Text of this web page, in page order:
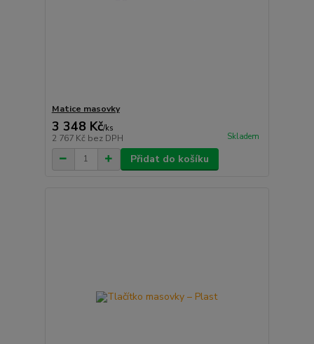
Matice masovky
3 348 Kč/ks
2 767 Kč bez DPH Skladem
Přidat do košíku